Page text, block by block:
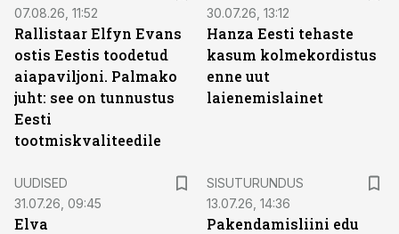
07.08.26, 11:52
Rallistaar Elfyn Evans
ostis Eestis toodetud
aiapaviljoni. Palmako
juht: see on tunnustus
Eesti
tootmiskvaliteedile
30.07.26, 13:12
Hanza Eesti tehaste
kasum kolmekordistus
enne uut
laienemislainet
UUDISED
31.07.26, 09:45
Elva
SISUTURUNDUS
13.07.26, 14:36
Pakendamisliini edu